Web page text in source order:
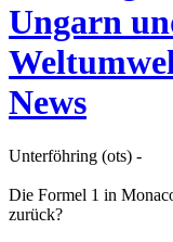
Ungarn
News
Unterföhring (ots) -
Die Formel 1 in
zurück?